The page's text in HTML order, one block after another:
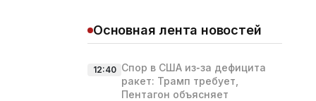
Основная лента новостей
12:40 Спор в США из‑за дефицита
ракет: Трамп требует,
Пентагон объясняет